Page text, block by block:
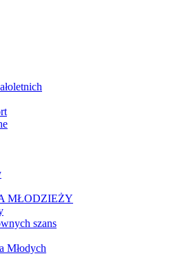
MŁODZIEŻY
szans
Młodych